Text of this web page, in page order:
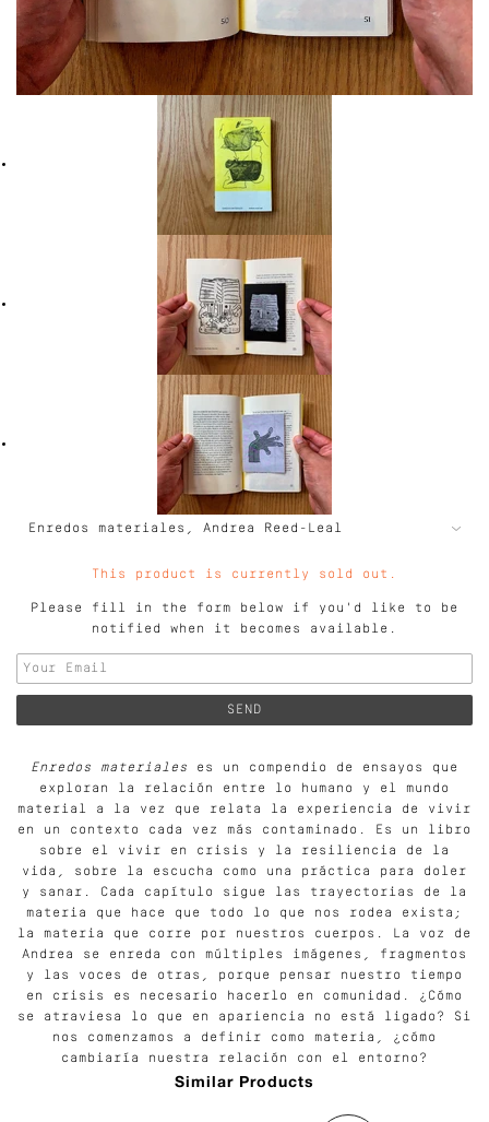
This product is currently sold out.
Please fill in the form below if you'd like to be
notified when it becomes available.
Enredos materiales es un compendio de ensayos que
exploran la relación entre lo humano y el mundo
material a la vez que relata la experiencia de vivir
en un contexto cada vez más contaminado. Es un libro
sobre el vivir en crisis y la resiliencia de la
vida, sobre la escucha como una práctica para doler
y sanar. Cada capítulo sigue las trayectorias de la
materia que hace que todo lo que nos rodea exista;
la materia que corre por nuestros cuerpos. La voz de
Andrea se enreda con múltiples imágenes, fragmentos
y las voces de otras, porque pensar nuestro tiempo
en crisis es necesario hacerlo en comunidad. ¿Cómo
se atraviesa lo que en apariencia no está ligado? Si
nos comenzamos a definir como materia, ¿cómo
cambiaría nuestra relación con el entorno?
Similar Products